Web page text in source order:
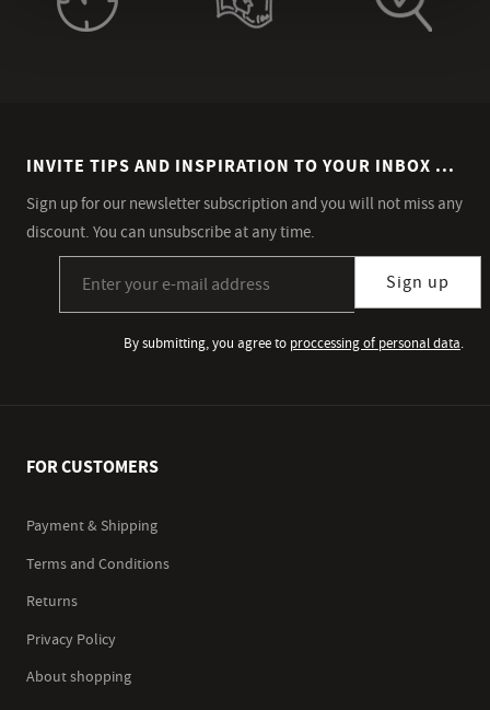
INVITE TIPS AND INSPIRATION TO YOUR INBOX ...
Sign up for our newsletter subscription and you will not miss any
discount. You can unsubscribe at any time.
Sign up
By submitting, you agree to proccessing of personal data.
FOR CUSTOMERS
Payment & Shipping
Terms and Conditions
Returns
Privacy Policy
About shopping